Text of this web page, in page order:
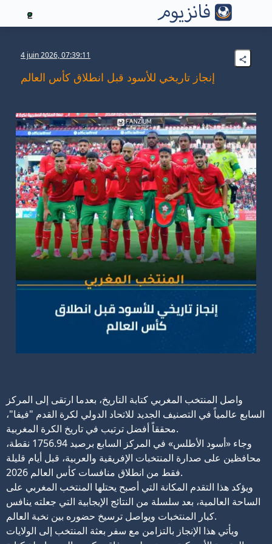
2
4 juin 2026, 07:39:11
إنجاز تاريخي للأسود قبل انطلاق كأس العالم
واصل المنتخب المغربي كتابة التاريخ، بعدما ارتقى إلى المركز
السابع عالمياً في التصنيف الجديد للاتحاد الدولي لكرة القدم "فيفا"،
محققاً أفضل ترتيب في تاريخ الكرة المغربية.
وجاء «أسود الأطلس» في المركز السابع برصيد 1756.94 نقطة،
محافظين على صدارة المنتخبات الإفريقية والعربية، قبل أيام قليلة
فقط من انطلاق منافسات كأس العالم 2026.
ويؤكد هذا التقدم المكانة التي أصبح يحتلها المنتخب المغربي على
الساحة العالمية، بعد سلسلة من النتائج الإيجابية التي جعلته ينافس
كبار المنتخبات ويواصل ترسيخ حضوره بين نخبة العالم.
ويأتي هذا الإنجاز بالتزامن مع سفر بعثة المنتخب إلى الولايات